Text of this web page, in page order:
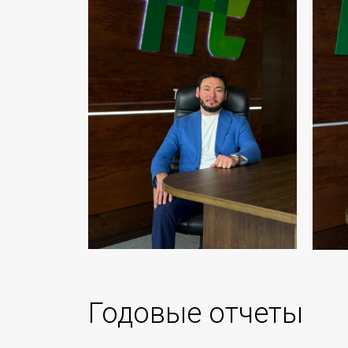
Годовые отчеты